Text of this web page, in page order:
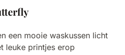
een mooie waskussen licht
leuke printjes erop